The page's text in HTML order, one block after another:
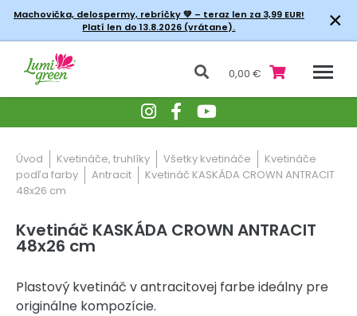
Machovička, delospermy, rebríčky💚 – teraz len za 3,99 EUR!
Platí len do 13.8.2026 (vrátane).
×
0,00 €
Úvod Kvetináče, truhlíky Všetky kvetináče
Kvetináče
podľa farby
Antracit
Kvetináč KASKÁDA CROWN ANTRACIT
48x26 cm
Kvetináč KASKÁDA CROWN ANTRACIT
48x26 cm
Plastový kvetináč v antracitovej farbe ideálny pre
originálne kompozície.